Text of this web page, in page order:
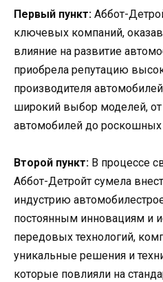
Первый пункт: Аббот-
ключевых компаний,
влияние на развитие
приобрела репутацию
производителя
широкий выбор моделей,
автомобилей до роскошных
Второй пункт: В процессе
Аббот-Детройт сумела
индустрию
постоянным инновациям и
передовых технологий,
уникальные решения и
которые повлияли на